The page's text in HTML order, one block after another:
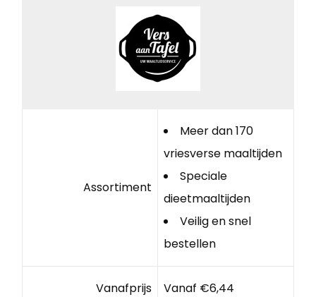
Assortiment
Meer dan 170
vriesverse maaltijden
Speciale
dieetmaaltijden
Veilig en snel
bestellen
Vanafprijs Vanaf €6,44